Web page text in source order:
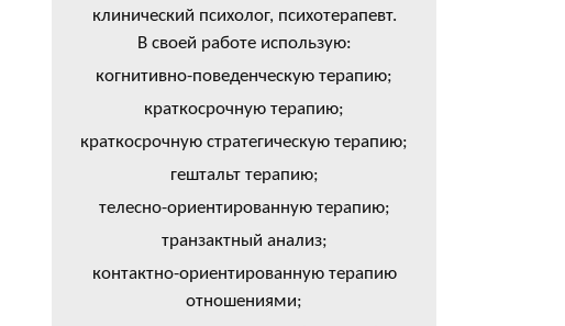
клинический психолог, психотерапевт.
В своей работе использую:
когнитивно-поведенческую терапию;
краткосрочную терапию;
краткосрочную стратегическую терапию;
гештальт терапию;
телесно-ориентированную терапию;
транзактный анализ;
контактно-ориентированную терапию
отношениями;